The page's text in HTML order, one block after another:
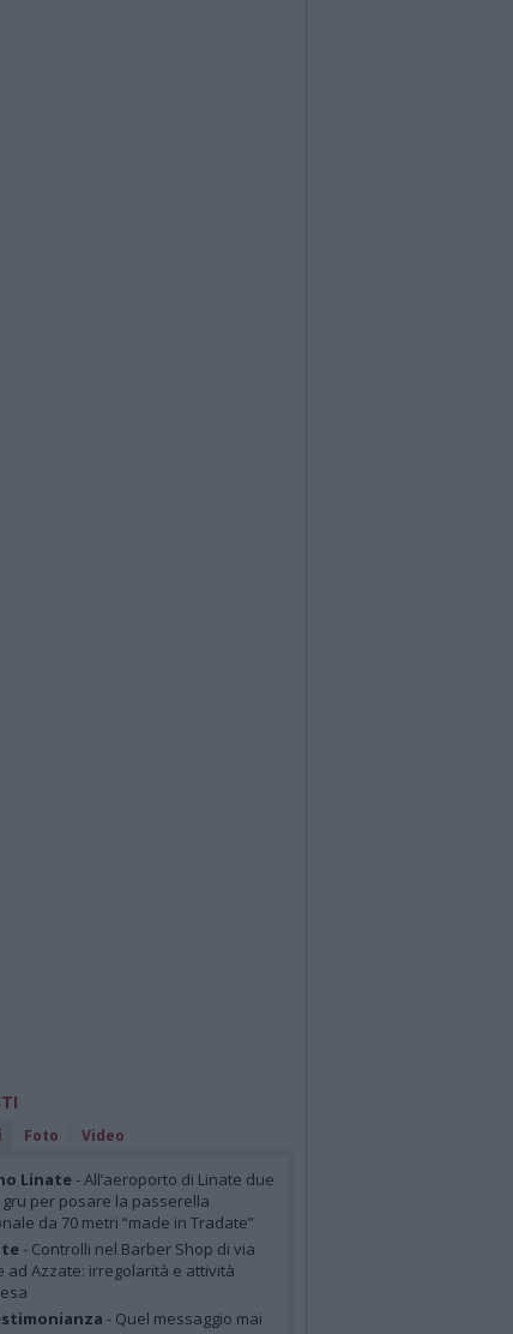
Foto Video
Linate- All’aeroporto di Linate due
gru per posare la passerella
da 70 metri “made in Tradate”
- Controlli nel Barber Shop di via
ad Azzate: irregolarità e attività
- Quel messaggio mai